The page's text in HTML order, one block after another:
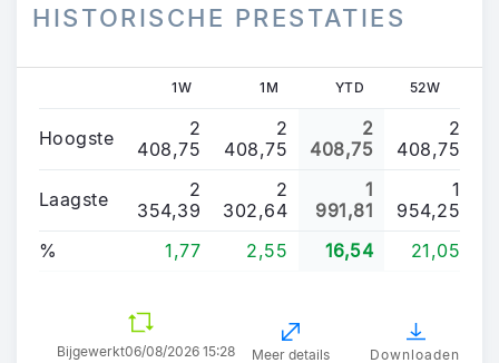
HISTORISCHE PRESTATIES
1W 1M YTD 52W
Hoogste
2
408,75
2
408,75
2
408,75
2
408,75
Laagste
2
354,39
2
302,64
1
991,81
1
954,25
%
1,77 2,55 16,54 21,05
Bijgewerkt06/08/2026 15:28
Meer details Downloaden